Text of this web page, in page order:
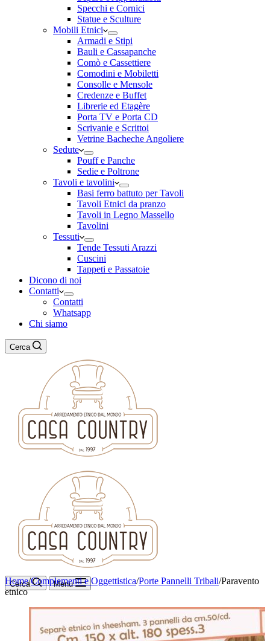
Specchi e Cornici
Statue e Sculture
Mobili Etnici
Armadi e Stipi
Bauli e Cassapanche
Comò e Cassettiere
Comodini e Mobiletti
Consolle e Mensole
Credenze e Buffet
Librerie ed Etagère
Porta TV e Porta CD
Scrivanie e Scrittoi
Vetrine Bacheche Angoliere
Sedute
Pouff e Panche
Sedie e Poltrone
Tavoli e tavolini
Basi ferro battuto per Tavoli
Tavoli Etnici da pranzo
Tavoli in Legno Massello
Tavolini
Tessuti
Tende Tessuti Arazzi
Cuscini
Tappeti e Passatoie
Dicono di noi
Contatti
Contatti
Whatsapp
Chi siamo
Cerca
Cerca Menu
Home/Complementi e Oggettistica/Porte Pannelli Tribali/Paravento
etnico